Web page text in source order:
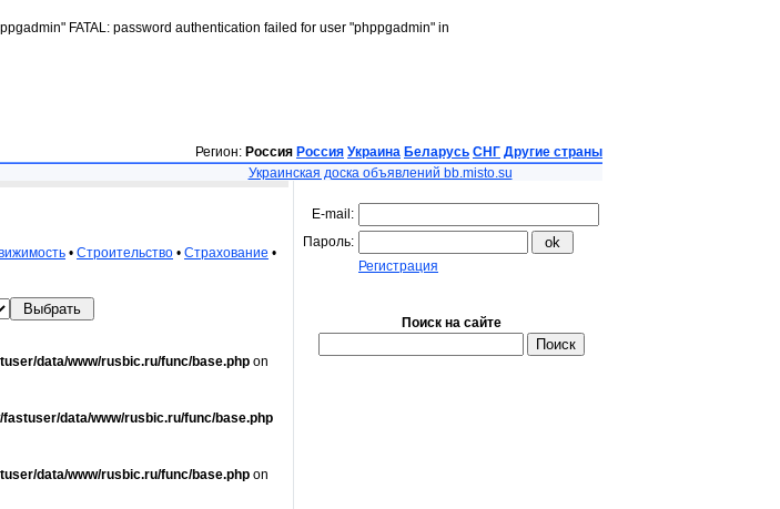
FATAL: password authentication failed for user "phppgadmin" in
Регион: Россия Россия Украина Беларусь СНГ Другие страны
Украинская доска объявлений bb.misto.su
• Строительство • Страхование •
data/www/rusbic.ru/func/base.php on
fastuser/data/www/rusbic.ru/func/base.php
data/www/rusbic.ru/func/base.php on
E-mail:
Пароль:
Регистрация
Поиск на сайте